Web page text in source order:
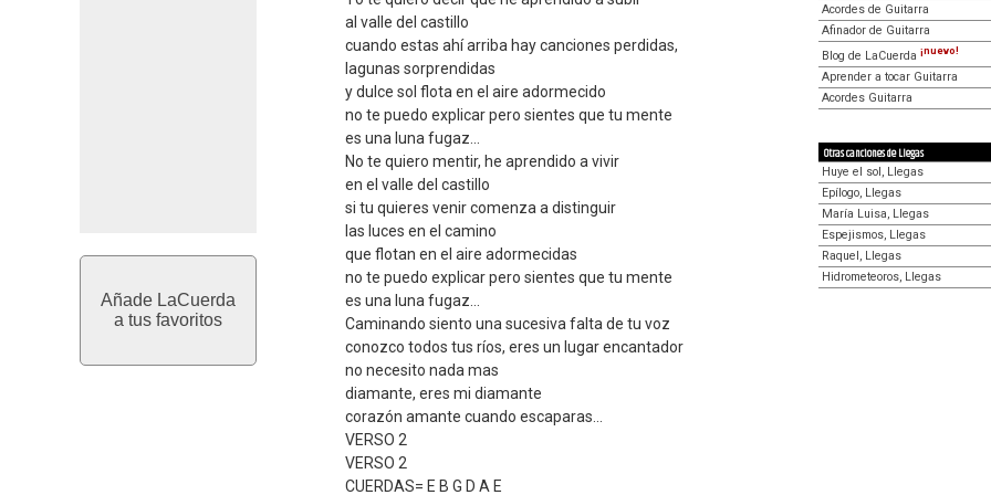
Añade LaCuerda
a tus favoritos
al valle del castillo
cuando estas ahí arriba hay canciones perdidas,
lagunas sorprendidas
y dulce sol flota en el aire adormecido
no te puedo explicar pero sientes que tu mente
es una luna fugaz...
No te quiero mentir, he aprendido a vivir
en el valle del castillo
si tu quieres venir comenza a distinguir
las luces en el camino
que flotan en el aire adormecidas
no te puedo explicar pero sientes que tu mente
es una luna fugaz...
Caminando siento una sucesiva falta de tu voz
conozco todos tus ríos, eres un lugar encantador
no necesito nada mas
diamante, eres mi diamante
corazón amante cuando escaparas...
VERSO 2
VERSO 2
CUERDAS= E B G D A E
Acordes de Guitarra
Afinador de Guitarra
Blog de LaCuerda ¡nuevo!
Aprender a tocar Guitarra
Acordes Guitarra
Otras canciones de Llegas
Huye el sol, Llegas
Epílogo, Llegas
María Luisa, Llegas
Espejismos, Llegas
Raquel, Llegas
Hidrometeoros, Llegas